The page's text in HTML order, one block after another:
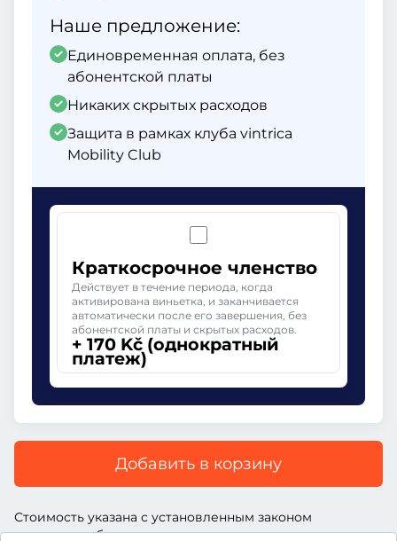
Наше предложение:
Единовременная оплата, без
абонентской платы
Никаких скрытых расходов
Защита в рамках клуба vintrica
Mobility Club
Краткосрочное членство
Действует в течение периода, когда
активирована виньетка, и заканчивается
автоматически после его завершения, без
абонентской платы и скрытых расходов.
+ 170 Kč (однократный
платеж)
Добавить в корзину
Стоимость указана с установленным законом
дорожным сбором, включая комиссию поставщика